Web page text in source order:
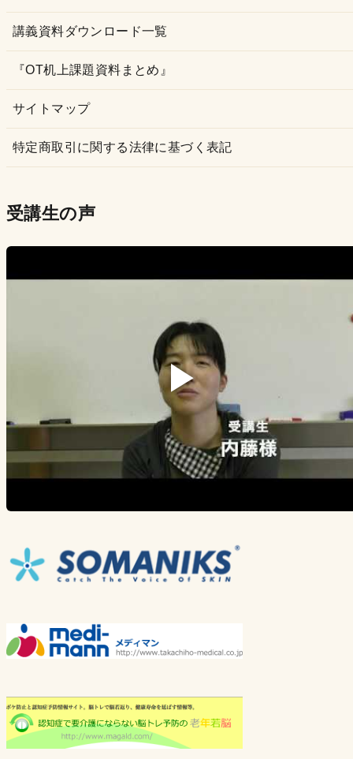
講義資料ダウンロード一覧
『OT机上課題資料まとめ』
サイトマップ
特定商取引に関する法律に基づく表記
受講生の声
▶